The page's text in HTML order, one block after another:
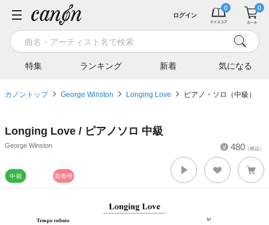
特集 ランキング 新着 気になる
ログイン
カノントップ George Winston Longing Love ピアノ・ソロ（中級）
Longing Love / ピアノソロ 中級
George Winston 480 （税込）